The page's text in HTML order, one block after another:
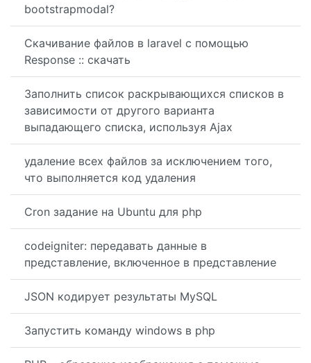
bootstrapmodal?
Скачивание файлов в laravel с помощью
Response :: скачать
Заполнить список раскрывающихся списков в
зависимости от другого варианта
выпадающего списка, используя Ajax
удаление всех файлов за исключением того,
что выполняется код удаления
Cron задание на Ubuntu для php
codeigniter: передавать данные в
представление, включенное в представление
JSON кодирует результаты MySQL
Запустить команду windows в php